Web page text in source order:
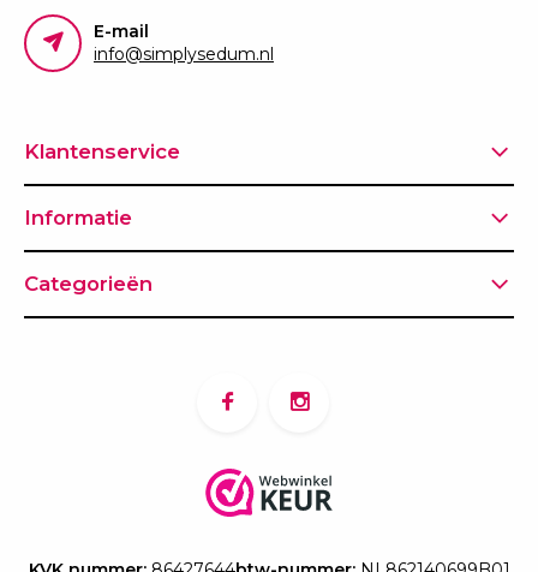
E-mail
info@simplysedum.nl
Klantenservice
Informatie
Categorieën